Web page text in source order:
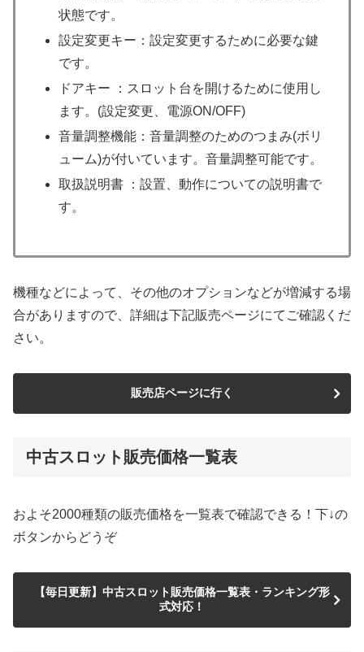
状態です。
設定変更キー：設定変更するために必要な鍵
です。
ドアキー ：スロット台を開けるために使用し
ます。(設定変更、電源ON/OFF)
音量調整機能：音量調整のためのつまみ(ボリ
ューム)が付いています。音量調整可能です。
取扱説明書 ：設置、動作についての説明書で
す。
機種などによって、その他のオプションなどが増減する場
合がありますので、詳細は下記販売ページにてご確認くだ
さい。
販売店ページに行く
中古スロット販売価格一覧表
およそ2000種類の販売価格を一覧表で確認できる！下↓の
ボタンからどうぞ
【毎日更新】中古スロット販売価格一覧表・ランキング形
式対応！